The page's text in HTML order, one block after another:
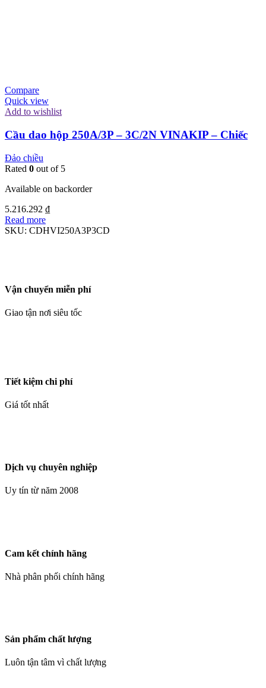
Compare
Quick view
Add to wishlist
Cầu dao hộp 250A/3P – 3C/2N VINAKIP – Chiếc
Đảo chiều
Rated 0 out of 5
Available on backorder
5.216.292 ₫
Read more
SKU: CDHVI250A3P3CD
Vận chuyển miễn phí
Giao tận nơi siêu tốc
Tiết kiệm chi phí
Giá tốt nhất
Dịch vụ chuyên nghiệp
Uy tín từ năm 2008
Cam kết chính hãng
Nhà phân phối chính hãng
Sản phẩm chất lượng
Luôn tận tâm vì chất lượng